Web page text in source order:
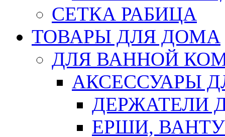
СЕТКА РАБИЦА
ТОВАРЫ ДЛЯ ДОМА
ДЛЯ ВАННОЙ
АКСЕССУАРЫ
ДЕРЖАТЕЛИ
ЕРШИ,